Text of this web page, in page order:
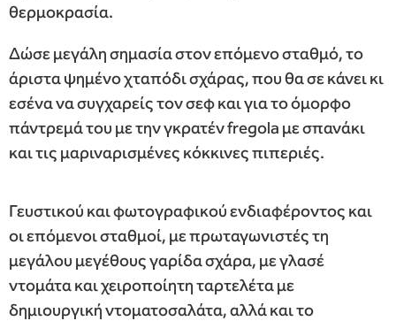
θερμοκρασία.
Δώσε μεγάλη σημασία στον επόμενο σταθμό, το
άριστα ψημένο χταπόδι σχάρας, που θα σε κάνει κι
εσένα να συγχαρείς τον σεφ και για το όμορφο
πάντρεμά του με την γκρατέν fregola με σπανάκι
και τις μαριναρισμένες κόκκινες πιπεριές.
Γευστικού και φωτογραφικού ενδιαφέροντος και
οι επόμενοι σταθμοί, με πρωταγωνιστές τη
μεγάλου μεγέθους γαρίδα σχάρα, με γλασέ
ντομάτα και χειροποίητη ταρτελέτα με
δημιουργική ντοματοσαλάτα, αλλά και το